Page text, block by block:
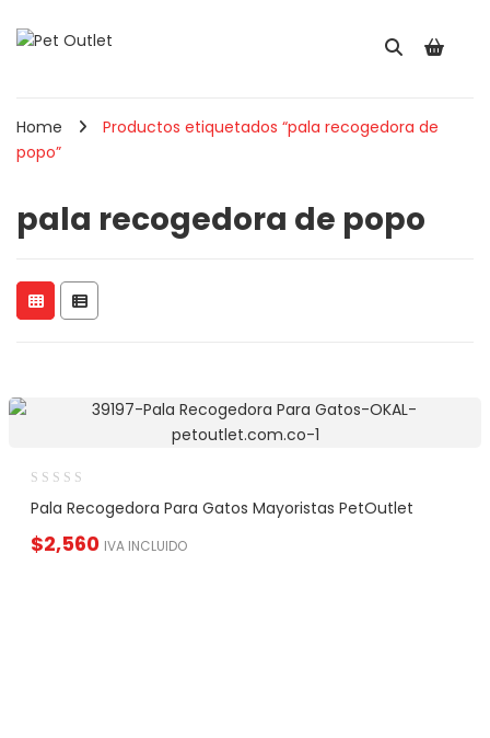
Home
Productos etiquetados “pala recogedora de
popo”
pala recogedora de popo
Pala Recogedora Para Gatos Mayoristas PetOutlet
$2,560 IVA INCLUIDO